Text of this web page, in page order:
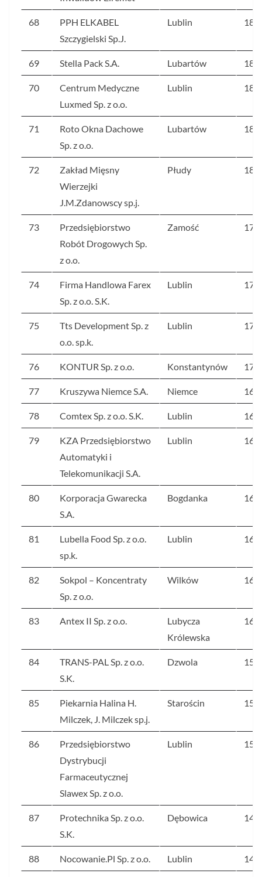
68
PPH ELKABEL
Szczygielski Sp.J.
Lublin
69 Stella Pack S.A. Lubartów
70
Centrum Medyczne
Luxmed Sp. z o.o.
Lublin
71
Roto Okna Dachowe
Sp. z o.o.
Lubartów
72
Zakład Mięsny
Wierzejki
J.M.Zdanowscy sp.j.
Płudy
73
Przedsiębiorstwo
Robót Drogowych Sp.
z o.o.
Zamość
74
Firma Handlowa Farex
Sp. z o.o. S.K.
Lublin
75
Tts Development Sp. z
o.o. sp.k.
Lublin
76 KONTUR Sp. z o.o. Konstantynów
77 Kruszywa Niemce S.A. Niemce
78 Comtex Sp. z o.o. S.K. Lublin
79
KZA Przedsiębiorstwo
Automatyki i
Telekomunikacji S.A.
Lublin 168
80
Korporacja Gwarecka
S.A.
Bogdanka
81
Lubella Food Sp. z o.o.
sp.k.
Lublin
82
Sokpol – Koncentraty
Sp. z o.o.
Wilków
83 Antex II Sp. z o.o.
Lubycza
Królewska
162
84
TRANS-PAL Sp. z o.o.
S.K.
Dzwola
85
Piekarnia Halina H.
Milczek, J. Milczek sp.j.
Starościn
86
Przedsiębiorstwo
Dystrybucji
Farmaceutycznej
Slawex Sp. z o.o.
Lublin
87
Protechnika Sp. z o.o.
S.K.
Dębowica
88 Nocowanie.Pl Sp. z o.o. Lublin